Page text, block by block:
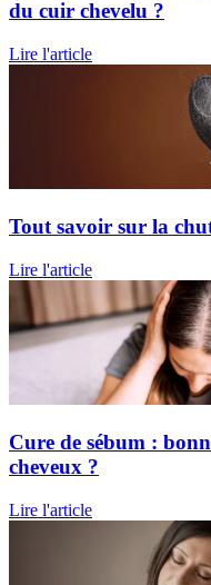
du cuir chevelu ?
Lire l'article
Tout savoir sur la
Lire l'article
Cure de sébum :
cheveux ?
Lire l'article